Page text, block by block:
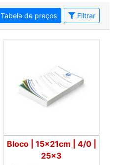
Tabela de preços Filtrar
Bloco | 15x21cm | 4/0 |
25x3